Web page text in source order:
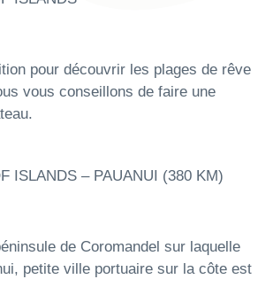
pour découvrir les plages de rêve
vous conseillons de faire une
ISLANDS – PAUANUI (380 KM)
de Coromandel sur laquelle
petite ville portuaire sur la côte est